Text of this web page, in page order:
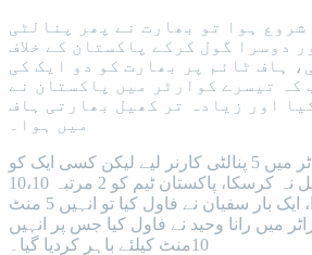
شروع ہوا تو بھارت نے پھر پنالٹی
دوسرا گول کرکے پاکستان کے خلاف
ہاف ٹائم پر بھارت کو دو ایک کی
کہ تیسرے کوارٹر میں پاکستان نے
اور زیادہ تر کھیل بھارتی ہاف
میں ہوا۔
پاکستان نے اس کوراٹر میں 5 پنالٹی کارنر لیے لیکن کسی ایک کو
بھی گول میں تبدیل نہ کرسکا، پاکستان ٹیم کو 2 مرتبہ 10،10
کھلاڑیوں سے کھیلنا پڑا، ایک بار سفیان نے فاول کیا تو انہیں 5 منٹ
میں رانا وحید نے فاول کیا جس پر انہیں
10منٹ کیلئے باہر کردیا گیا۔